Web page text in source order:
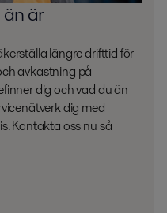
än är
längre drifttid för
avkastning på
dig och vad du än
dig med
Kontakta oss nu så